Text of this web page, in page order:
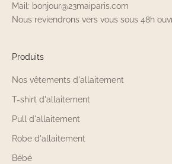
Mail: bonjour@23maiparis.com
Nous reviendrons vers vous sous 48h
Produits
Nos vêtements d'allaitement
T-shirt d'allaitement
Pull d'allaitement
Robe d'allaitement
Bébé